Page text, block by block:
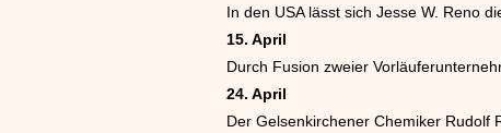
In den USA lässt sich Jesse W. Reno
15. April
Durch Fusion zweier
24. April
Der Gelsenkirchener Chemiker Rudolf